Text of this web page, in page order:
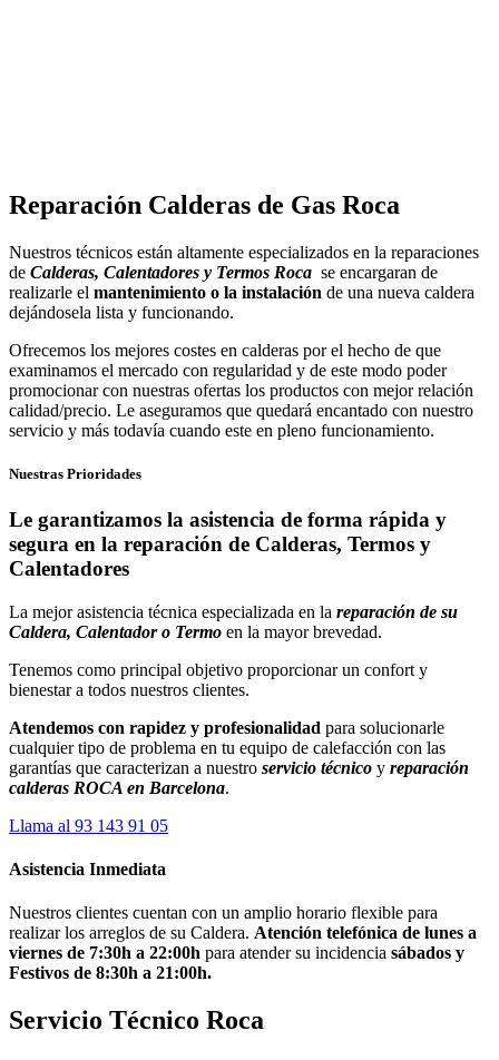
Reparación Calderas de Gas Roca
Nuestros técnicos están altamente especializados en la reparaciones
de Calderas, Calentadores y Termos Roca se encargaran de
realizarle el mantenimiento o la instalación de una nueva caldera
dejándosela lista y funcionando.
Ofrecemos los mejores costes en calderas por el hecho de que
examinamos el mercado con regularidad y de este modo poder
promocionar con nuestras ofertas los productos con mejor relación
calidad/precio. Le aseguramos que quedará encantado con nuestro
servicio y más todavía cuando este en pleno funcionamiento.
Nuestras Prioridades
Le garantizamos la asistencia de forma rápida y
segura en la reparación de Calderas, Termos y
Calentadores
La mejor asistencia técnica especializada en la reparación de su
Caldera, Calentador o Termo en la mayor brevedad.
Tenemos como principal objetivo proporcionar un confort y
bienestar a todos nuestros clientes.
Atendemos con rapidez y profesionalidad para solucionarle
cualquier tipo de problema en tu equipo de calefacción con las
garantías que caracterizan a nuestro servicio técnico y reparación
calderas ROCA en Barcelona.
Llama al 93 143 91 05
Asistencia Inmediata
Nuestros clientes cuentan con un amplio horario flexible para
realizar los arreglos de su Caldera. Atención telefónica de lunes a
viernes de 7:30h a 22:00h para atender su incidencia sábados y
Festivos de 8:30h a 21:00h.
Servicio Técnico Roca